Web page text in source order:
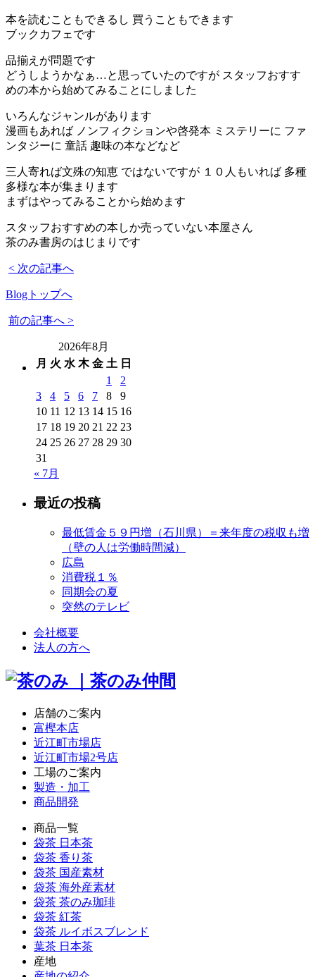
本を読むこともできるし 買うこともできます
ブックカフェです
品揃えが問題です
どうしようかなぁ…と思っていたのですが スタッフおすす
めの本から始めてみることにしました
いろんなジャンルがあります
漫画もあれば ノンフィクションや啓発本 ミステリーに ファ
ンタジーに 童話 趣味の本などなど
三人寄れば文殊の知恵 ではないですが １０人もいれば 多種
多様な本が集まります
まずはやってみることから始めます
スタッフおすすめの本しか売っていない本屋さん
茶のみ書房のはじまりです
< 次の記事へ
Blogトップへ
前の記事へ >
2026年8月
月 火 水 木 金 土 日
1
2
3
4 5 6 7 8
9
10 11 12 13 14 15 16
17 18 19 20 21 22 23
24 25 26 27 28 29 30
31
« 7月
最近の投稿
最低賃金５９円増（石川県）＝来年度の税収も増
（壁の人は労働時間減）
広島
消費税１％
同期会の夏
突然のテレビ
会社概要
法人の方へ
店舗のご案内
富樫本店
近江町市場店
近江町市場2号店
工場のご案内
製造・加工
商品開発
商品一覧
袋茶 日本茶
袋茶 香り茶
袋茶 国産素材
袋茶 海外産素材
袋茶 茶のみ珈琲
袋茶 紅茶
袋茶 ルイボスブレンド
葉茶 日本茶
産地